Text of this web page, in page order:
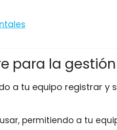
para la
a tu equipo registrar y